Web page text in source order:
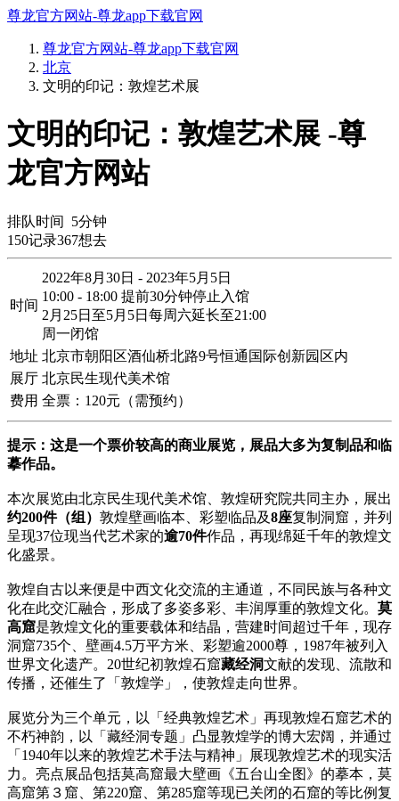
尊龙官方网站-尊龙app下载官网
尊龙官方网站-尊龙app下载官网
北京
文明的印记：敦煌艺术展
文明的印记：敦煌艺术展 -尊
龙官方网站
排队时间 5分钟
150记录367想去
时间
2022年8月30日 - 2023年5月5日
10:00 - 18:00 提前30分钟停止入馆
2月25日至5月5日每周六延长至21:00
周一闭馆
地址 北京市朝阳区酒仙桥北路9号恒通国际创新园区内
展厅 北京民生现代美术馆
费用 全票：120元（需预约）
提示：这是一个票价较高的商业展览，展品大多为复制品和临
摹作品。
本次展览由北京民生现代美术馆、敦煌研究院共同主办，展出
约200件（组） 敦煌壁画临本、彩塑临品及8座复制洞窟，并列
呈现37位现当代艺术家的逾70件作品，再现绵延千年的敦煌文
化盛景。
敦煌自古以来便是中西文化交流的主通道，不同民族与各种文
化在此交汇融合，形成了多姿多彩、丰润厚重的敦煌文化。 莫
高窟是敦煌文化的重要载体和结晶，营建时间超过千年，现存
洞窟735个、壁画4.5万平方米、彩塑逾2000尊，1987年被列入
世界文化遗产。20世纪初敦煌石窟藏经洞文献的发现、流散和
传播，还催生了「敦煌学」，使敦煌走向世界。
展览分为三个单元，以「经典敦煌艺术」再现敦煌石窟艺术的
不朽神韵，以「藏经洞专题」凸显敦煌学的博大宏阔，并通过
「1940年以来的敦煌艺术手法与精神」展现敦煌艺术的现实活
力。亮点展品包括莫高窟最大壁画《五台山全图》的摹本，莫
高窟第３窟、第220窟、第285窟等现已关闭的石窟的等比例复